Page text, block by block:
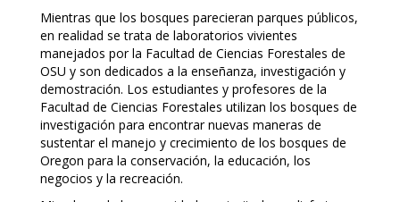
Mientras que los bosques parecieran parques públicos,
en realidad se trata de laboratorios vivientes
manejados por la Facultad de Ciencias Forestales de
OSU y son dedicados a la enseñanza, investigación y
demostración. Los estudiantes y profesores de la
Facultad de Ciencias Forestales utilizan los bosques de
investigación para encontrar nuevas maneras de
sustentar el manejo y crecimiento de los bosques de
Oregon para la conservación, la educación, los
negocios y la recreación.